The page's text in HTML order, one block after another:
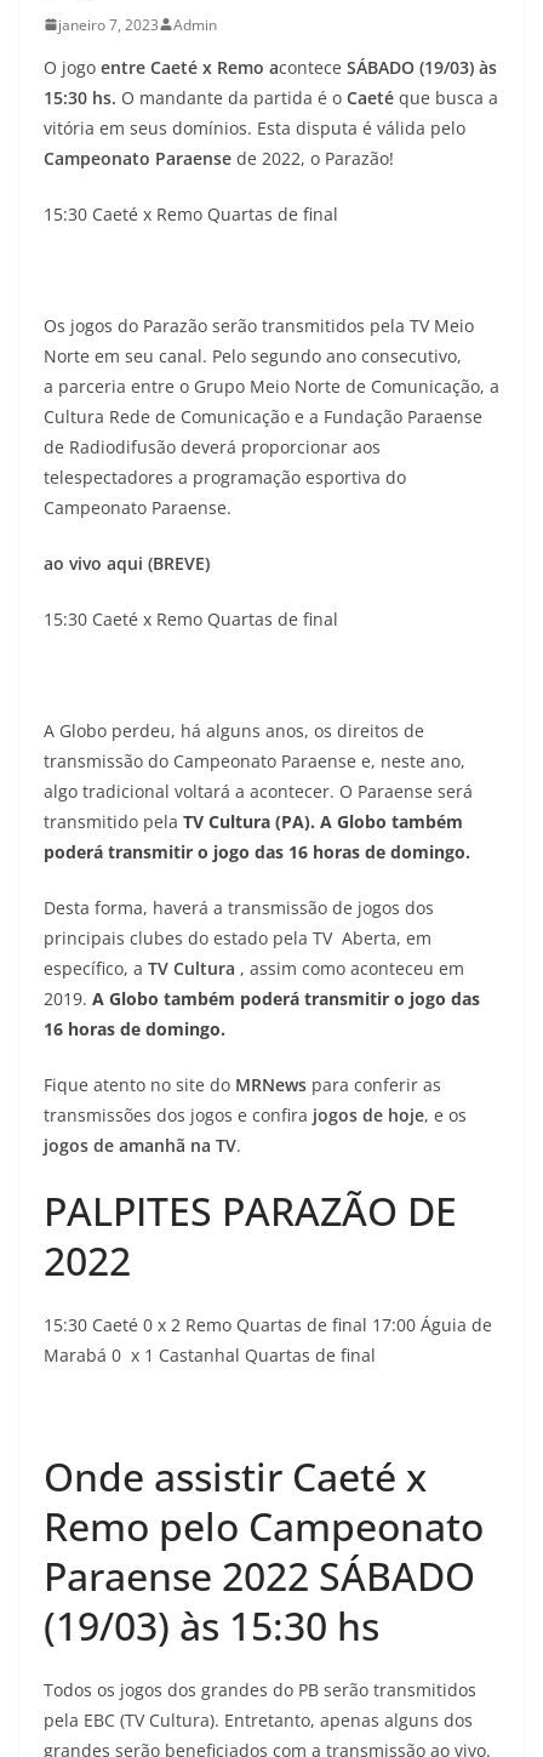
janeiro 7, 2023 Admin
O jogo entre Caeté x Remo acontece SÁBADO (19/03) às
15:30 hs. O mandante da partida é o Caeté que busca a
vitória em seus domínios. Esta disputa é válida pelo
Campeonato Paraense de 2022, o Parazão!
15:30 Caeté x Remo Quartas de final
Os jogos do Parazão serão transmitidos pela TV Meio
Norte em seu canal. Pelo segundo ano consecutivo,
a parceria entre o Grupo Meio Norte de Comunicação, a
Cultura Rede de Comunicação e a Fundação Paraense
de Radiodifusão deverá proporcionar aos
telespectadores a programação esportiva do
Campeonato Paraense.
ao vivo aqui (BREVE)
15:30 Caeté x Remo Quartas de final
A Globo perdeu, há alguns anos, os direitos de
transmissão do Campeonato Paraense e, neste ano,
algo tradicional voltará a acontecer. O Paraense será
transmitido pela TV Cultura (PA). A Globo também
poderá transmitir o jogo das 16 horas de domingo.
Desta forma, haverá a transmissão de jogos dos
principais clubes do estado pela TV Aberta, em
específico, a TV Cultura , assim como aconteceu em
2019. A Globo também poderá transmitir o jogo das
16 horas de domingo.
Fique atento no site do MRNews para conferir as
transmissões dos jogos e confira jogos de hoje, e os
jogos de amanhã na TV.
PALPITES PARAZÃO DE
2022
15:30 Caeté 0 x 2 Remo Quartas de final 17:00 Águia de
Marabá 0 x 1 Castanhal Quartas de final
Onde assistir Caeté x
Remo pelo Campeonato
Paraense 2022 SÁBADO
(19/03) às 15:30 hs
Todos os jogos dos grandes do PB serão transmitidos
pela EBC (TV Cultura). Entretanto, apenas alguns dos
grandes serão beneficiados com a transmissão ao vivo.